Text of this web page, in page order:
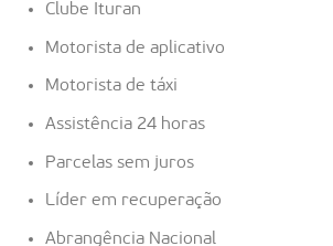
Clube Ituran
Motorista de aplicativo
Motorista de táxi
Assistência 24 horas
Parcelas sem juros
Líder em recuperação
Abrangência Nacional